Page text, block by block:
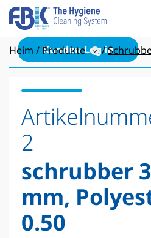
Kunden Log in
Heim Produkte
2
schrubber
mm,
0.50